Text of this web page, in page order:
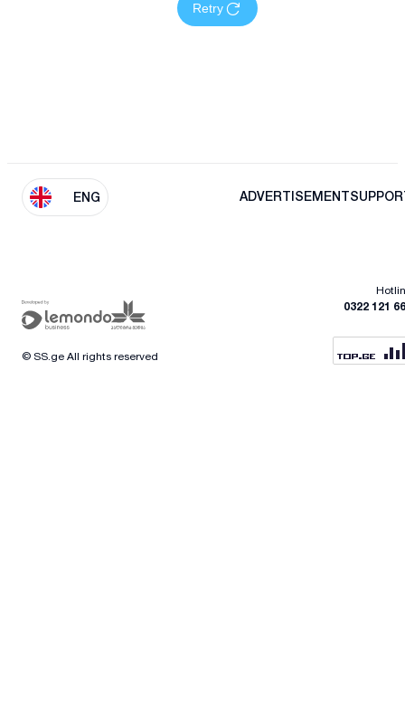
Retry
ENG ADVERTISEMENT
0322 121
© SS.ge All rights reserved